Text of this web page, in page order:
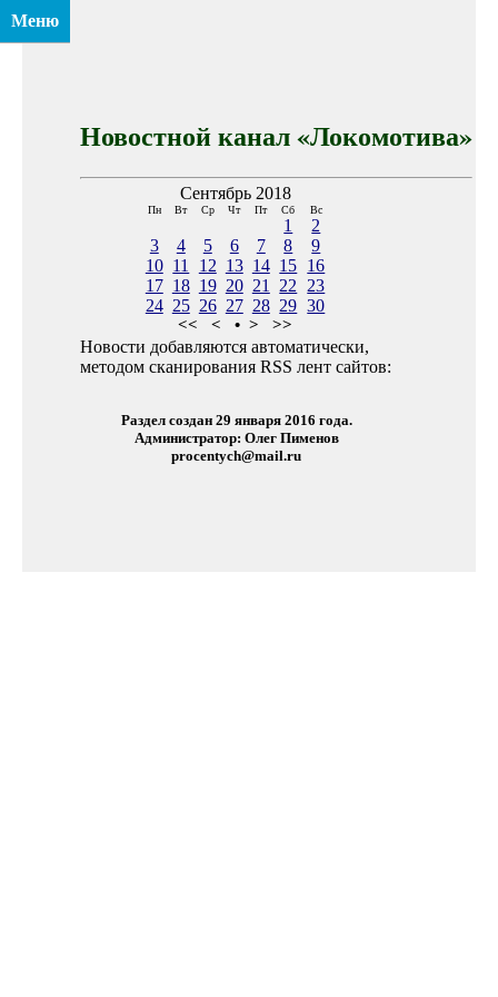
Меню
Новостной канал «Локомотива»
Сентябрь 2018
Пн Вт Ср Чт Пт Сб Вс
1
2
3
4 5 6 7 8
9
10 11 12 13 14 15 16
17 18 19 20 21 22
23
24 25 26 27 28 29 30
<< < • > >>
Новости добавляются автоматически,
методом сканирования RSS лент сайтов:
Раздел создан 29 января 2016 года.
Администратор: Олег Пименов
procentych@mail.ru